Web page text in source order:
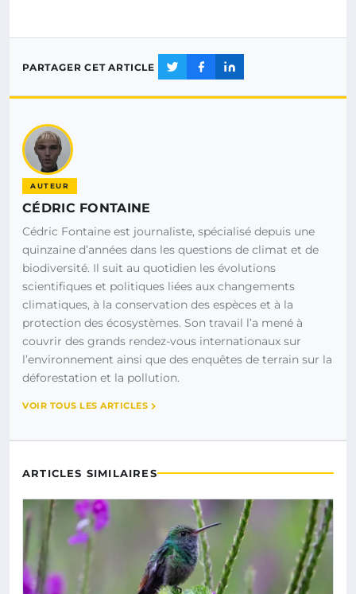
PARTAGER CET ARTICLE
AUTEUR
CÉDRIC FONTAINE
Cédric Fontaine est journaliste, spécialisé depuis une
quinzaine d’années dans les questions de climat et de
biodiversité. Il suit au quotidien les évolutions
scientifiques et politiques liées aux changements
climatiques, à la conservation des espèces et à la
protection des écosystèmes. Son travail l’a mené à
couvrir des grands rendez-vous internationaux sur
l’environnement ainsi que des enquêtes de terrain sur la
déforestation et la pollution.
VOIR TOUS LES ARTICLES
ARTICLES SIMILAIRES